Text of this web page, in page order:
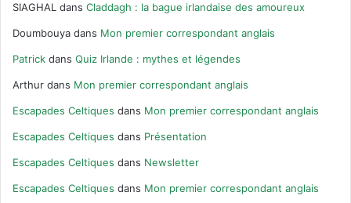
SIAGHAL dans Claddagh : la bague irlandaise des amoureux
Doumbouya dans Mon premier correspondant anglais
Patrick dans Quiz Irlande : mythes et légendes
Arthur dans Mon premier correspondant anglais
Escapades Celtiques dans Mon premier correspondant anglais
Escapades Celtiques dans Présentation
Escapades Celtiques dans Newsletter
Escapades Celtiques dans Mon premier correspondant anglais